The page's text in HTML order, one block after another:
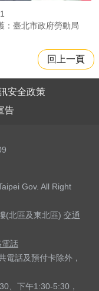
：臺北市政府勞動局
回上一頁
安全政策
告
Gov. All Right
(北區及東北區) 交通
電話
電話及預付卡除外，
、下午1:30-5:30，